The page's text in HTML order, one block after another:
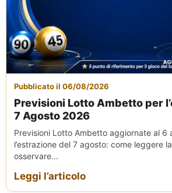
Pubblicato il 06/08/2026
Previsioni Lotto Ambetto per
7 Agosto 2026
Previsioni Lotto Ambetto aggiornate al 6
l’estrazione del 7 agosto: come leggere
osservare...
Leggi l’articolo